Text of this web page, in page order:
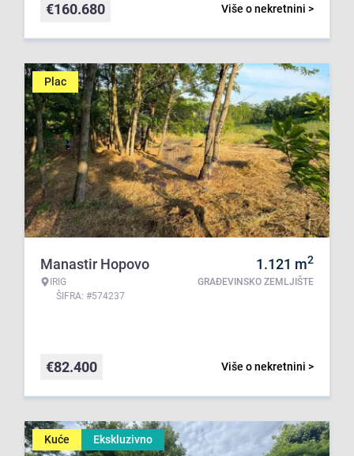
Više o nekretnini >
€160.680
Plac
Manastir Hopovo
IRIG
ŠIFRA: #574237
1.121 m2
GRAĐEVINSKO ZEMLJIŠTE
Više o nekretnini >
€82.400
Kuće Ekskluzivno